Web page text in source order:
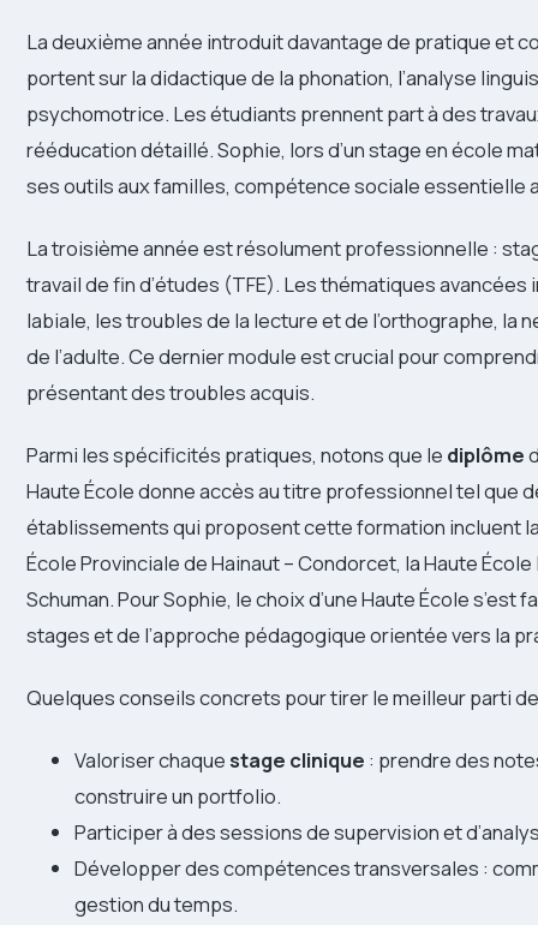
La deuxième année introduit davantage de pratique et
portent sur la didactique de la phonation, l’analyse
psychomotrice. Les étudiants prennent part à des
rééducation détaillé. Sophie, lors d’un stage en école
ses outils aux familles, compétence sociale essentielle
La troisième année est résolument professionnelle :
travail de fin d’études (TFE). Les thématiques
labiale, les troubles de la lecture et de l’orthographe, la
de l’adulte. Ce dernier module est crucial pour
présentant des troubles acquis.
Parmi les spécificités pratiques, notons que le diplôme
Haute École donne accès au titre professionnel tel que
établissements qui proposent cette formation incluent
École Provinciale de Hainaut – Condorcet, la Haute
Schuman. Pour Sophie, le choix d’une Haute École
stages et de l’approche pédagogique orientée vers la
Quelques conseils concrets pour tirer le meilleur parti
Valoriser chaquestage clinique : prendre des
construire un portfolio.
Participer à des sessions de supervision et
Développer des compétences transversales :
gestion du temps.